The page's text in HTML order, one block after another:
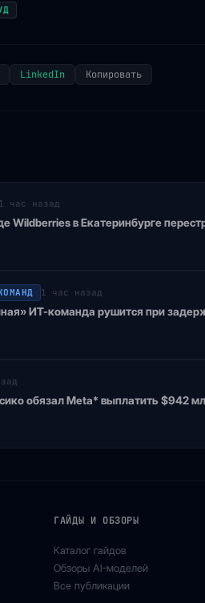
LinkedIn Копировать
1 час назад
Wildberries в Екатеринбурге
1 час назад
ИТ-команда рушится при
обязал Meta* выплатить $942
ГАЙДЫ И ОБЗОРЫ
Каталог гайдов
Обзоры AI-моделей
Все публикации